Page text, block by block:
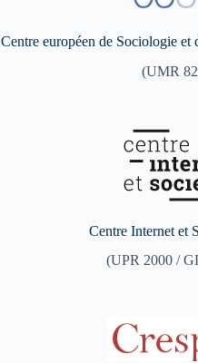
Centre européen de Sociologie et
(UMR
Centre Internet et
(UPR 2000 /